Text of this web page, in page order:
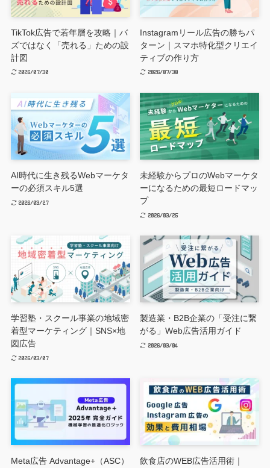
TikTok広告で若年層を攻略｜バ
ズではなく「売れる」ための設
計図
2026/07/30
Instagramリール広告の勝ちパ
ターン｜スマホ特化型クリエイ
ティブの作り方
2026/07/30
AI時代に生き残るWebマーケタ
ーの必須スキル5選
2026/03/27
未経験からプロのWebマーケタ
ーになるための最短ロードマッ
プ
2026/03/25
学習塾・スクール事業の地域密
着型マーケティング｜SNS×地
図広告
2026/03/07
製造業・B2B企業の「受注に繋
がる」Web広告活用ガイド
2026/03/04
Meta広告 Advantage+（ASC）
飲食店のWEB広告活用術｜